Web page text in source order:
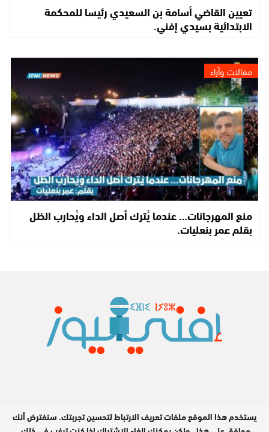
تعيين القاضي أسامة بن السعيدي رئيسا للمحكمة
الابتدائية بسيدي إفني.
مقالات وآراء
منع المهرجانات… عندما يُترك أصل الداء ويُحارب الظل
بقلم عمر بنعليات.
جميع الحقوق محفوظة © 2026
يستخدم هذا الموقع ملفات تعريف الارتباط لتحسين تجربتك. سنفترض أنك